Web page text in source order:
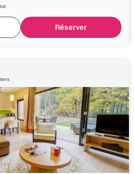
Réserver